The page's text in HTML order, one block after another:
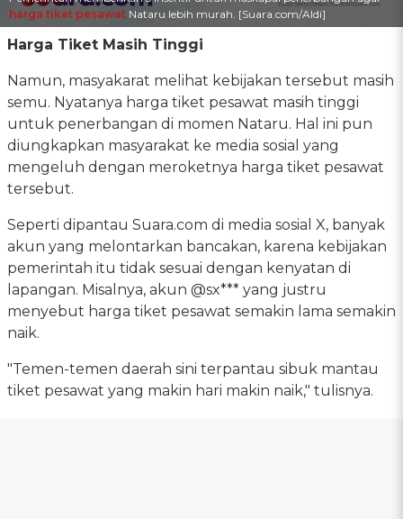
harga tiket pesawat Nataru lebih murah. [Suara.com/Aldi]
Harga Tiket Masih Tinggi
Namun, masyakarat melihat kebijakan tersebut masih
semu. Nyatanya harga tiket pesawat masih tinggi
untuk penerbangan di momen Nataru. Hal ini pun
diungkapkan masyarakat ke media sosial yang
mengeluh dengan meroketnya harga tiket pesawat
tersebut.
Seperti dipantau Suara.com di media sosial X, banyak
akun yang melontarkan bancakan, karena kebijakan
pemerintah itu tidak sesuai dengan kenyatan di
lapangan. Misalnya, akun @sx*** yang justru
menyebut harga tiket pesawat semakin lama semakin
naik.
"Temen-temen daerah sini terpantau sibuk mantau
tiket pesawat yang makin hari makin naik," tulisnya.